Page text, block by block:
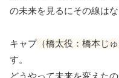
の未来を見るにその線は
キャプ（橋太役：橋本じ
す。
どうやって未来を変えた